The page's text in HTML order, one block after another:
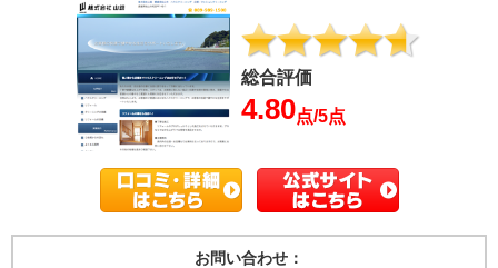
総合評価
4.80点/5点
お問い合わせ：